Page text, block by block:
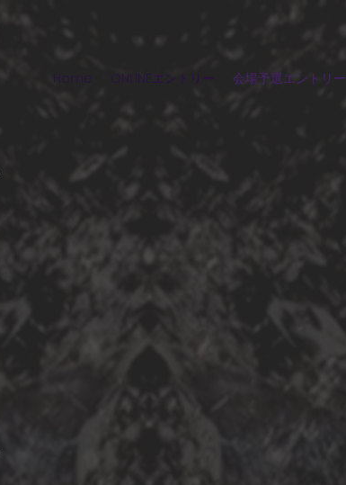
Home ONLINEエントリー 会場予選エントリー